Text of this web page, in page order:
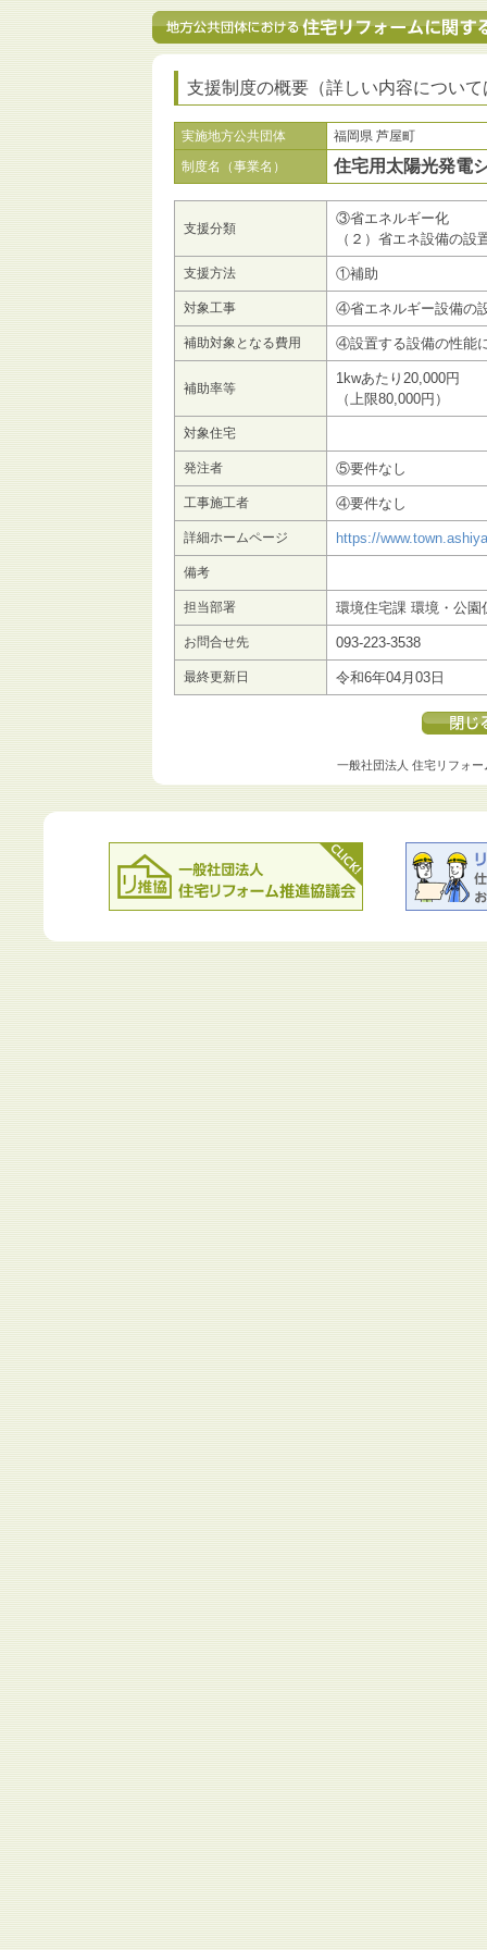
支援制度の概要（詳しい内容につい
実施地方公共団体
福岡県 芦屋町
制度名（事業名）
住宅用太陽光発電
支援分類
③省エネルギー化
（２）省エネ設備の設
支援方法 ①補助
対象工事 ④省エネルギー設備の
補助対象となる費用 ④設置する設備の性能
補助率等
1kwあたり20,000円
（上限80,000円）
対象住宅
発注者 ⑤要件なし
工事施工者 ④要件なし
詳細ホームページ https://
備考
担当部署 環境住宅課 環境・公園
お問合せ先 093-223-3538
最終更新日 令和6年04月03日
一般社団法人 住宅リフォー